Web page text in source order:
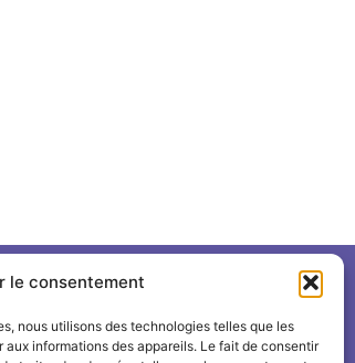
le consentement
nous utilisons des technologies telles que les
informations des appareils. Le fait de consentir
sur